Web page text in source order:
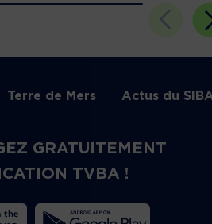
Terre de Mers Actus du
GRATUITEMENT
TVBA !